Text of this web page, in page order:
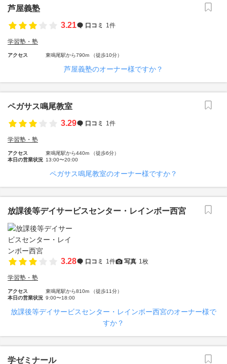
芦屋義塾
3.21
口コミ 1件
学習塾・塾
アクセス 東鳴尾駅から790m （徒歩10分）
芦屋義塾のオーナー様ですか？
ペガサス鳴尾教室
3.29
口コミ 1件
学習塾・塾
アクセス
東鳴尾駅から440m （徒歩6分）
本日の営業状況 13:00〜20:00
ペガサス鳴尾教室のオーナー様ですか？
放課後等デイサービスセンター・レインボー西宮
3.28 口コミ 1件 写真 1枚
学習塾・塾
アクセス
東鳴尾駅から810m （徒歩11分）
本日の営業状況 9:00〜18:00
放課後等デイサービスセンター・レインボー西宮のオーナー様で
すか？
学ゼミナール